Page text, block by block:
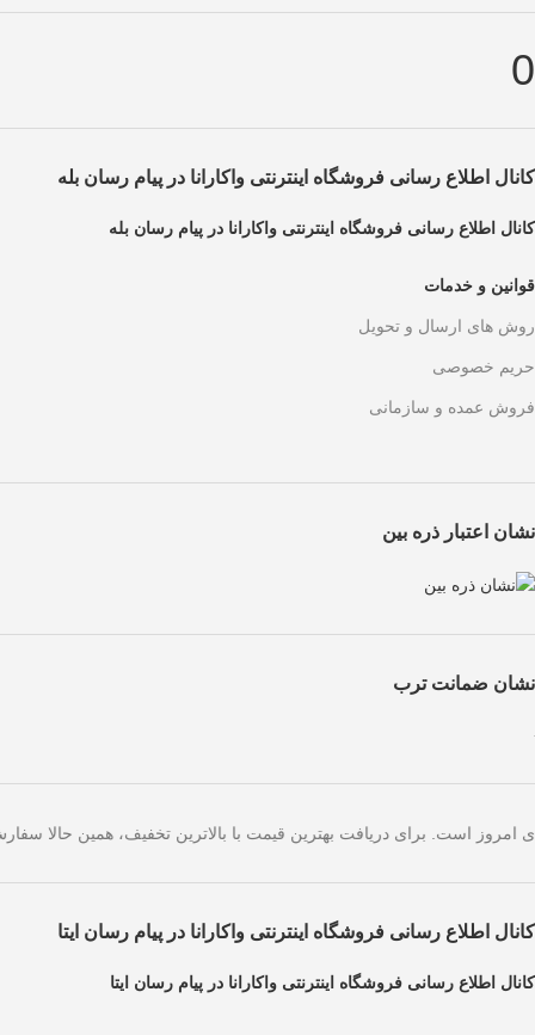
0
کانال اطلاع رسانی فروشگاه اینترنتی واکارانا در پیام رسان بله
کانال اطلاع رسانی فروشگاه اینترنتی واکارانا در پیام رسان بله
قوانین و خدمات
روش های ارسال و تحویل
حریم خصوصی
فروش عمده و سازمانی
نشان اعتبار ذره بین
نشان ضمانت ترب
صرفاً مختص خریدهای امروز است. برای دریافت بهترین قیمت با
کانال اطلاع رسانی فروشگاه اینترنتی واکارانا در پیام رسان ایتا
کانال اطلاع رسانی فروشگاه اینترنتی واکارانا در پیام رسان ایتا